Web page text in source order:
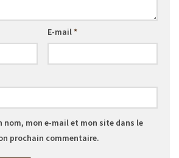
E-mail*
nom, mon e-mail et mon site dans le
prochain commentaire.